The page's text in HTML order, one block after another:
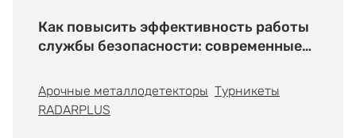
Как повысить эффективность работы
службы безопасности: современные
Арочные металлодетекторы Турникеты
RADARPLUS